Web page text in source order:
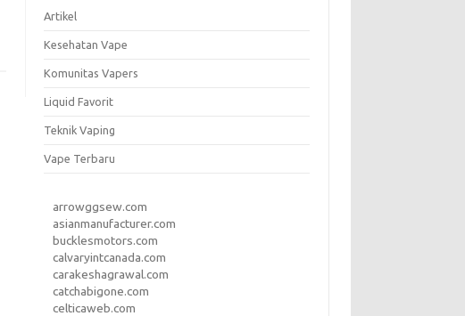
Artikel
Kesehatan Vape
Komunitas Vapers
Liquid Favorit
Teknik Vaping
Vape Terbaru
arrowggsew.com
asianmanufacturer.com
bucklesmotors.com
calvaryintcanada.com
carakeshagrawal.com
catchabigone.com
celticaweb.com